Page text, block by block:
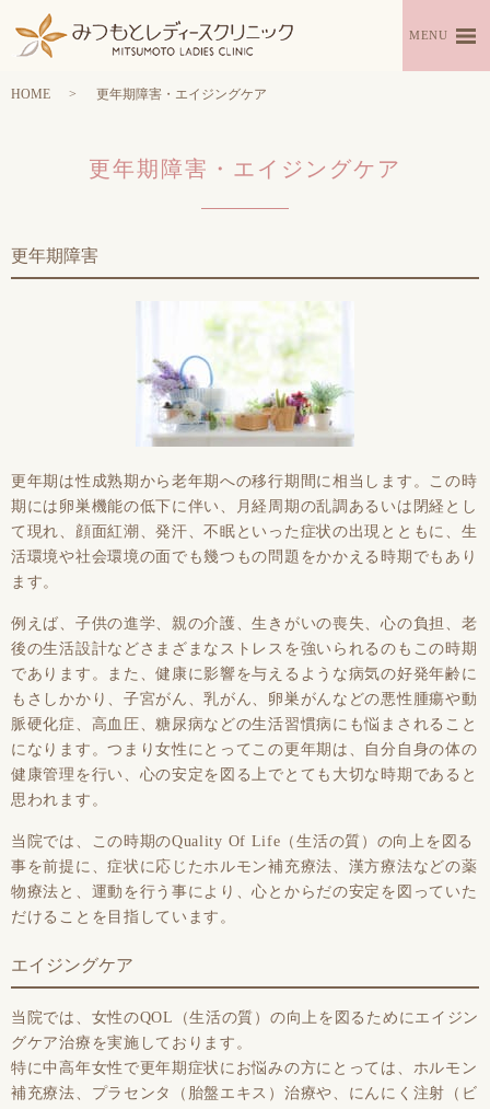
MENU
HOME 更年期障害・エイジングケア
更年期障害・エイジングケア
更年期障害
更年期は性成熟期から老年期への移行期間に相当します。この時
期には卵巣機能の低下に伴い、月経周期の乱調あるいは閉経とし
て現れ、顔面紅潮、発汗、不眠といった症状の出現とともに、生
活環境や社会環境の面でも幾つもの問題をかかえる時期でもあり
ます。
例えば、子供の進学、親の介護、生きがいの喪失、心の負担、老
後の生活設計などさまざまなストレスを強いられるのもこの時期
であります。また、健康に影響を与えるような病気の好発年齢に
もさしかかり、子宮がん、乳がん、卵巣がんなどの悪性腫瘍や動
脈硬化症、高血圧、糖尿病などの生活習慣病にも悩まされること
になります。つまり女性にとってこの更年期は、自分自身の体の
健康管理を行い、心の安定を図る上でとても大切な時期であると
思われます。
当院では、この時期のQuality Of Life（生活の質）の向上を図る
事を前提に、症状に応じたホルモン補充療法、漢方療法などの薬
物療法と、運動を行う事により、心とからだの安定を図っていた
だけることを目指しています。
エイジングケア
当院では、女性のQOL（生活の質）の向上を図るためにエイジン
グケア治療を実施しております。
特に中高年女性で更年期症状にお悩みの方にとっては、ホルモン
補充療法、プラセンタ（胎盤エキス）治療や、にんにく注射（ビ